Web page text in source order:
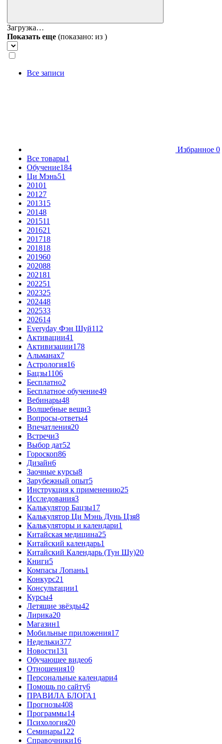
Загрузка…
Показать еще (показано: из )
Все записи
Избранное 0
Все товары1
Обучение184
Ци Мэнь51
20101
20127
201315
20148
201511
201621
201718
201818
201960
202088
202181
202251
202325
202448
202533
202614
Everyday Фэн Шуй112
Активации41
Активизации178
Альманах7
Астрология16
Бацзы1106
Бесплатно2
Бесплатное обучение49
Вебинары48
Волшебные вещи3
Вопросы-ответы4
Впечатления20
Встречи3
Выбор дат52
Гороскоп86
Дизайн6
Заочные курсы8
Зарубежный опыт5
Инструкция к применению25
Исследования3
Калькулятор Бацзы17
Калькулятор Ци Мэнь Дунь Цзя8
Калькуляторы и календари1
Китайская медицина25
Китайский календарь1
Китайский Календарь (Тун Шу)20
Книги5
Компасы Лопань1
Конкурс21
Консультации1
Курсы4
Летящие звёзды42
Лирика20
Магазин1
Мобильные приложения17
Недельки377
Новости131
Обучающее видео6
Отношения10
Персональные календари4
Помощь по сайту6
ПРАВИЛА БЛОГА1
Прогнозы408
Программы14
Психология20
Семинары122
Справочники16